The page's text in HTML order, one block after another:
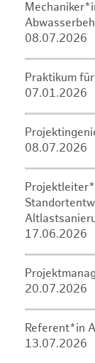
08.07.2026
Praktikum
07.01.2026
08.07.2026
17.06.2026
20.07.2026
Referent*in
13.07.2026